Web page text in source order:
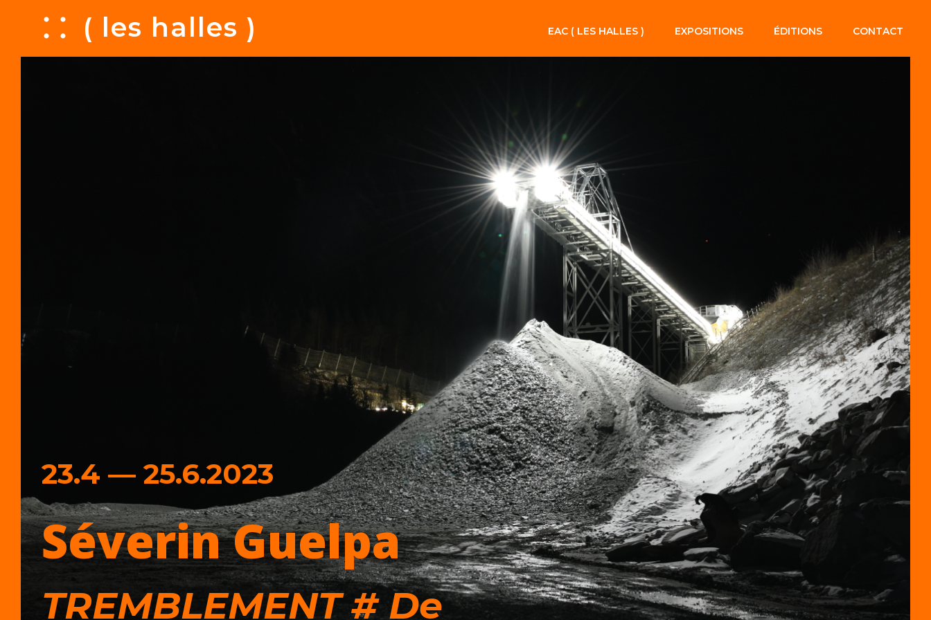
A ( les halles ) EAC ( LES HALLES ) EXPOSITIONS ÉDITIONS CONTACT
23.4 — 25.6.2023
Séverin Guelpa
TREMBLEMENT # De